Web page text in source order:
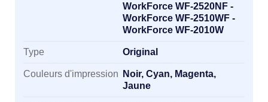
WorkForce WF-2520NF -
WorkForce WF-2510WF -
WorkForce WF-2010W
Type Original
Couleurs d'impression
Noir, Cyan, Magenta,
Jaune